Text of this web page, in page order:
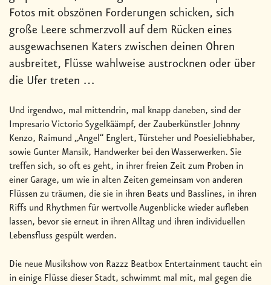
Fotos mit obszönen Forderungen schicken, sich
große Leere schmerzvoll auf dem Rücken eines
ausgewachsenen Katers zwischen deinen Ohren
ausbreitet, Flüsse wahlweise austrocknen oder über
die Ufer treten …
Und irgendwo, mal mittendrin, mal knapp daneben, sind der
Impresario Victorio Sygelkäämpf, der Zauberkünstler Johnny
Kenzo, Raimund „Angel“ Englert, Türsteher und Poesieliebhaber,
sowie Gunter Mansik, Handwerker bei den Wasserwerken. Sie
treffen sich, so oft es geht, in ihrer freien Zeit zum Proben in
einer Garage, um wie in alten Zeiten gemeinsam von anderen
Flüssen zu träumen, die sie in ihren Beats und Basslines, in ihren
Riffs und Rhythmen für wertvolle Augenblicke wieder aufleben
lassen, bevor sie erneut in ihren Alltag und ihren individuellen
Lebensfluss gespült werden.
Die neue Musikshow von Razzz Beatbox Entertainment taucht ein
in einige Flüsse dieser Stadt, schwimmt mal mit, mal gegen die